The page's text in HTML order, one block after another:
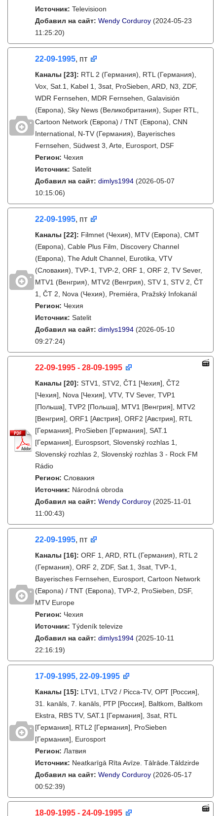
Источник: Televisioon
Добавил на сайт: Wendy Corduroy (2024-05-23
11:25:20)
22-09-1995, пт
Каналы [23]: RTL 2 (Германия), RTL (Германия),
Vox, Sat.1, Kabel 1, 3sat, ProSieben, ARD, N3, ZDF,
WDR Fernsehen, MDR Fernsehen, Galavisión
(Европа), Sky News (Великобритания), Super RTL,
Cartoon Network (Европа) / TNT (Европа), CNN
International, N-TV (Германия), Bayerisches
Fernsehen, Südwest 3, Arte, Eurosport, DSF
Регион: Чехия
Источник: Satelit
Добавил на сайт: dimlys1994 (2026-05-07
10:15:06)
22-09-1995, пт
Каналы [22]: Filmnet (Чехия), MTV (Европа), CMT
(Европа), Cable Plus Film, Discovery Channel
(Европа), The Adult Channel, Eurotika, VTV
(Словакия), TVP-1, TVP-2, ORF 1, ORF 2, TV Sever,
MTV1 (Венгрия), MTV2 (Венгрия), STV 1, STV 2, ČT
1, ČT 2, Nova (Чехия), Premiéra, Pražský Infokanál
Регион: Чехия
Источник: Satelit
Добавил на сайт: dimlys1994 (2026-05-10
09:27:24)
22-09-1995 - 28-09-1995
Каналы [20]: STV1, STV2, ČT1 [Чехия], ČT2
[Чехия], Nova [Чехия], VTV, TV Sever, TVP1
[Польша], TVP2 [Польша], MTV1 [Венгрия], MTV2
[Венгрия], ORF1 [Австрия], ORF2 [Австрия], RTL
[Германия], ProSieben [Германия], SAT.1
[Германия], Eurospsort, Slovenský rozhlas 1,
Slovenský rozhlas 2, Slovenský rozhlas 3 - Rock FM
Rádio
Регион: Словакия
Источник: Národná obroda
Добавил на сайт: Wendy Corduroy (2025-11-01
11:00:43)
22-09-1995, пт
Каналы [16]: ORF 1, ARD, RTL (Германия), RTL 2
(Германия), ORF 2, ZDF, Sat.1, 3sat, TVP-1,
Bayerisches Fernsehen, Eurosport, Cartoon Network
(Европа) / TNT (Европа), TVP-2, ProSieben, DSF,
MTV Europe
Регион: Чехия
Источник: Týdeník televize
Добавил на сайт: dimlys1994 (2025-10-11
22:16:19)
17-09-1995, 22-09-1995
Каналы [15]: LTV1, LTV2 / Picca-TV, ОРТ [Россия],
31. kanāls, 7. kanāls, РТР [Россия], Baltkom, Baltkom
Ekstra, RBS TV, SAT.1 [Германия], 3sat, RTL
[Германия], RTL2 [Германия], ProSieben
[Германия], Eurosport
Регион: Латвия
Источник: Neatkarīgā Rīta Avīze. Tālrāde.Tāldzirde
Добавил на сайт: Wendy Corduroy (2026-05-17
00:52:39)
18-09-1995 - 24-09-1995